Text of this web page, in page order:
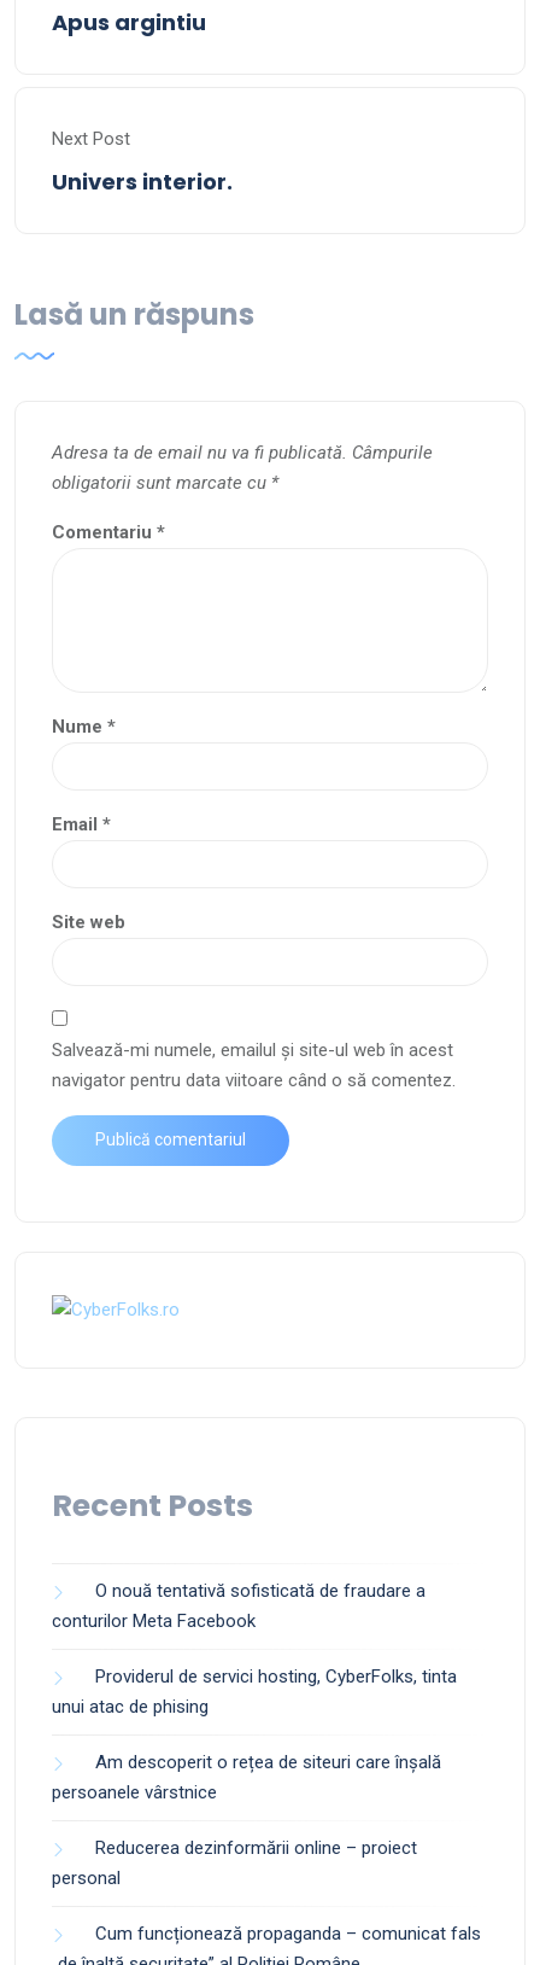
Apus argintiu
Next Post
Univers interior.
Lasă un răspuns
Adresa ta de email nu va fi publicată. Câmpurile
obligatorii sunt marcate cu *
Comentariu *
Nume *
Email *
Site web
Salvează-mi numele, emailul și site-ul web în acest
navigator pentru data viitoare când o să comentez.
Recent Posts
O nouă tentativă sofisticată de fraudare a
conturilor Meta Facebook
Providerul de servici hosting, CyberFolks, tinta
unui atac de phising
Am descoperit o rețea de siteuri care înșală
persoanele vârstnice
Reducerea dezinformării online – proiect
personal
Cum funcționează propaganda – comunicat fals